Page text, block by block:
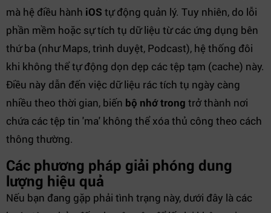
mà hệ điều hành iOS tự động quản lý. Tuy nhiên, do lỗi
phần mềm hoặc sự tích tụ dữ liệu từ các ứng dụng bên
thứ ba (như Maps, trình duyệt, Podcast), hệ thống đôi
khi không thể tự động dọn dẹp các tệp tạm (cache) này.
Điều này dẫn đến việc dữ liệu rác tích tụ ngày càng
nhiều theo thời gian, biến bộ nhớ trong trở thành nơi
chứa các tệp tin 'ma' không thể xóa thủ công theo cách
thông thường.
Các phương pháp giải phóng dung
lượng hiệu quả
Nếu bạn đang gặp phải tình trạng này, dưới đây là các